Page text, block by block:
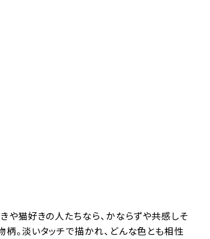
や猫好きの人たちなら、かならずや共感しそ
。淡いタッチで描かれ、どんな色とも相性